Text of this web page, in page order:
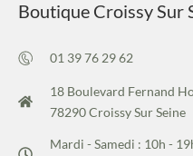
Boutique Croissy Sur
01 39 76 29 62
18 Boulevard Fernand
78290 Croissy Sur Seine
Mardi - Samedi : 10h -